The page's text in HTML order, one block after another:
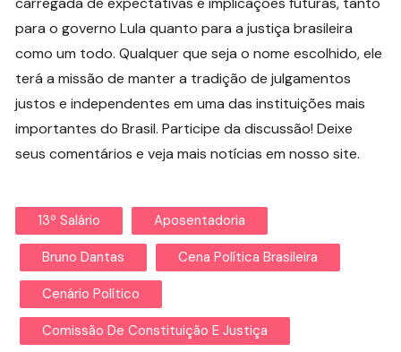
para o governo Lula quanto para a justiça brasileira
como um todo. Qualquer que seja o nome escolhido, ele
terá a missão de manter a tradição de julgamentos
justos e independentes em uma das instituições mais
importantes do Brasil. Participe da discussão! Deixe
seus comentários e veja mais notícias em nosso site.
13º Salário Aposentadoria
Bruno Dantas Cena Política Brasileira
Cenário Político
Comissão De Constituição E Justiça